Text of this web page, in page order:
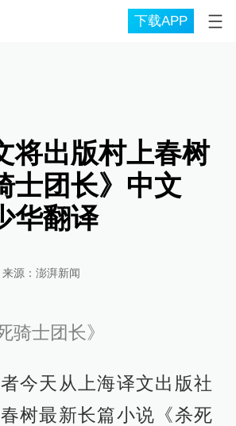
下载APP
将出版村上春树
士团长》中文
华翻译
来源： 澎湃新闻
骑士团长》
今天从上海译文出版社
树最新长篇小说《杀死